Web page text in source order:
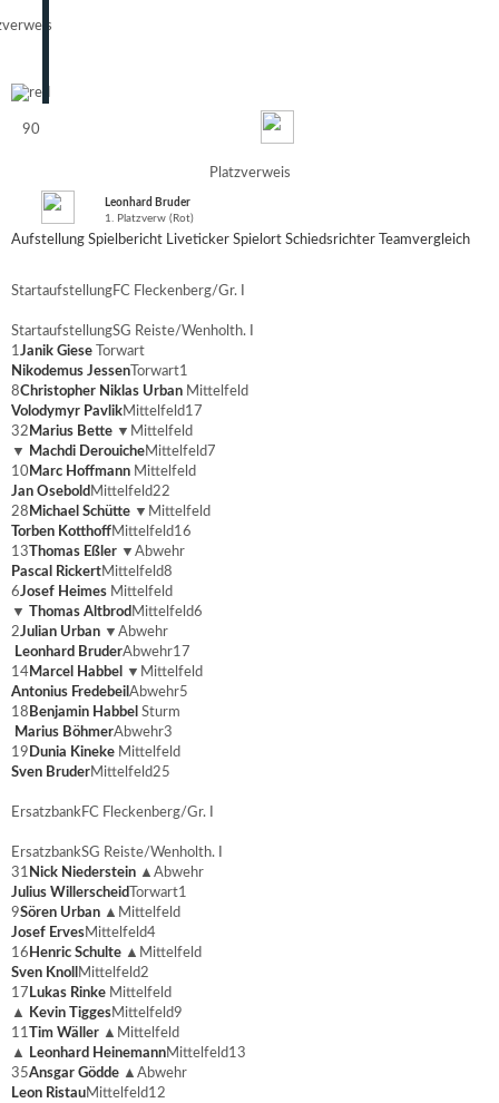
90
Platzverweis
Leonhard Bruder
1. Platzverw (Rot)
Aufstellung Spielbericht Liveticker Spielort Schiedsrichter Teamvergleich
StartaufstellungFC Fleckenberg/Gr. I
StartaufstellungSG Reiste/Wenholth. I
1Janik Giese
Torwart
Nikodemus Jessen Torwart1
8Christopher Niklas Urban Mittelfeld
Volodymyr PavlikMittelfeld17
32 Marius Bette ▼ Mittelfeld
▼
Machdi DerouicheMittelfeld7
10 Marc Hoffmann Mittelfeld
Jan Osebold Mittelfeld22
28 Michael Schütte ▼ Mittelfeld
Torben KotthoffMittelfeld16
13 Thomas Eßler ▼ Abwehr
Pascal RickertMittelfeld8
6Josef Heimes Mittelfeld
▼
Thomas Altbrod Mittelfeld6
2Julian Urban ▼ Abwehr
Leonhard BruderAbwehr17
14Marcel Habbel ▼ Mittelfeld
Antonius Fredebeil Abwehr5
18 Benjamin Habbel Sturm
Marius BöhmerAbwehr3
19 Dunia Kineke Mittelfeld
Sven BruderMittelfeld25
ErsatzbankFC Fleckenberg/Gr. I
ErsatzbankSG Reiste/Wenholth. I
31 Nick Niederstein ▲ Abwehr
Julius Willerscheid Torwart1
9Sören Urban ▲ Mittelfeld
Josef ErvesMittelfeld4
16 Henric Schulte ▲ Mittelfeld
Sven Knoll
Mittelfeld2
17 Lukas Rinke Mittelfeld
▲
Kevin TiggesMittelfeld9
11 Tim Wäller ▲ Mittelfeld
▲
Leonhard HeinemannMittelfeld13
35Ansgar Gödde ▲ Abwehr
Leon RistauMittelfeld12